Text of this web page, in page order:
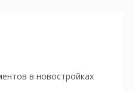
в новостройках